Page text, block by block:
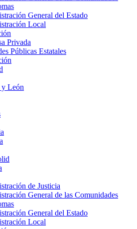
General del Estado
Local
Privada
Públicas Estatales
y León
de Justicia
General de las Comunidades
General del Estado
Local